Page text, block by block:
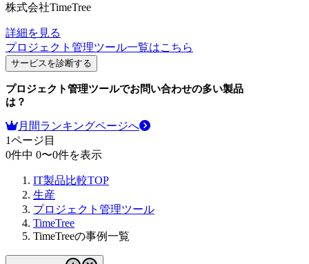
株式会社TimeTree
詳細を見る
プロジェクト管理ツール一覧はこちら
サービスを診断する
プロジェクト管理ツールでお問い合わせの多い製品
は？
月間ランキングページへ
1ページ目
0件中 0〜0件を表示
IT製品比較TOP
生産
プロジェクト管理ツール
TimeTree
TimeTreeの事例一覧